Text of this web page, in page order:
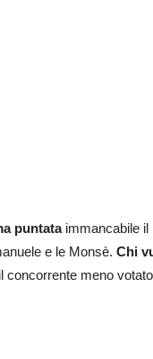
puntataimmancabile il
e le Monsè. Chi
concorrente meno